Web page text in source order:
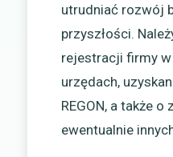
utrudniać rozwój
przyszłości.
rejestracji firmy
urzędach,
REGON, a także o
ewentualnie